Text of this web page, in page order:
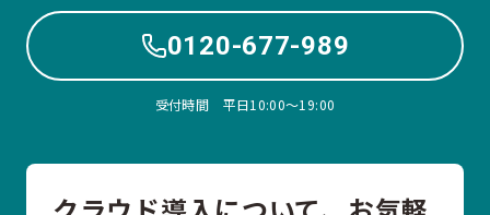
0120-677-989
受付時間 平日10:00〜19:00